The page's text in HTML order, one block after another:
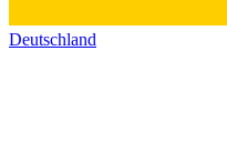
Deutschland